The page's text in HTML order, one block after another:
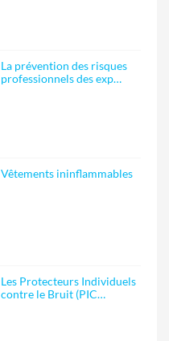
La prévention des risques
professionnels des exp…
Vêtements ininflammables
Les Protecteurs Individuels
contre le Bruit (PIC…